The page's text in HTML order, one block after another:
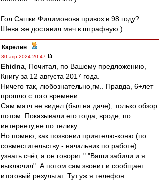
Гол Сашки Филимонова привоз в 98 году?
Шева же доставил мяч в штрафную.)
Карелин -
30 апр 2024 20:47
Ehidna , Почитал, по Вашему предложению,
Книгу за 12 августа 2017 года.
Ничего так, любознательно,гм.. Правда, 6+лет
прошло с того времени.
Сам матч не видел (был на даче), только обзор
потом. Показывали его тогда, вроде, по
интернету,не по телику.
Но помню, как позвонил приятелю-коню (по
совместительству - начальник по работе)
узнать счёт, а он говорит:" "Ваши забили и я
выключил". А потом сам звонит и сообщает
итоговый результат. Тут уж я телефон